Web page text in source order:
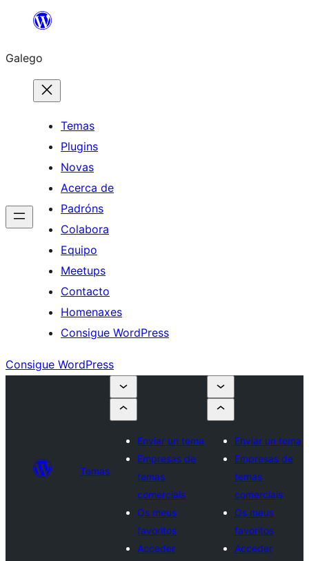
Saltar
contido
Galego
Temas
Plugins
Novas
Acerca de
Padróns
Colabora
Equipo
Meetups
Contacto
Homenaxes
Consigue WordPress
Consigue WordPress
Temas
Enviar un tema
Empresas de
temas
comerciais
Os meus
favoritos
Acceder
Enviar un tema
Empresas de
temas
comerciais
Os meus
favoritos
Acceder